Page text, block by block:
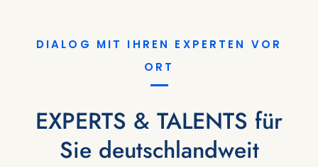
DIALOG MIT IHREN EXPERTEN VOR
ORT
EXPERTS & TALENTS für
Sie deutschlandweit